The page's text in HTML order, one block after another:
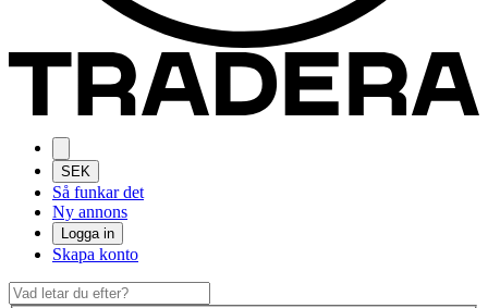
SEK
Så funkar det
Ny annons
Logga in
Skapa konto